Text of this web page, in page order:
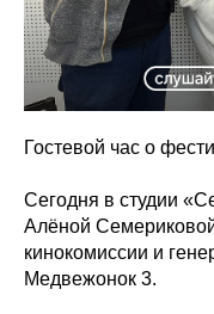
Гостевой час о
Сегодня в студии
Алёной
кинокомиссии и
Медвежонок 3.